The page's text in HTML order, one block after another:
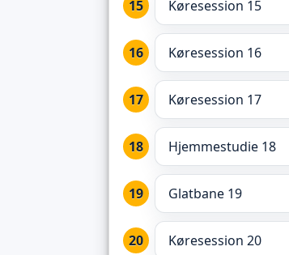
Køresession 15
Køresession 16
Køresession 17
Hjemmestudie 18
Glatbane 19
Køresession 20